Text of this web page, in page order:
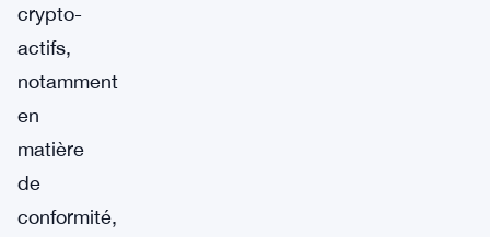
crypto-
actifs,
notamment
en
matière
de
conformité,